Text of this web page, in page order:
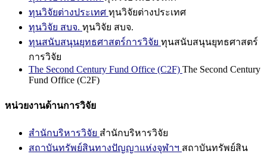
ทุนวิจัยต่างประเทศ ทุนวิจัยต่างประเทศ
ทุนวิจัย สบจ. ทุนวิจัย สบจ.
ทุนสนับสนุนยุทธศาสตร์การวิจัย ทุนสนับสนุนยุทธศาสตร์
การวิจัย
The Second Century Fund Office (C2F) The Second Century
Fund Office (C2F)
หน่วยงานด้านการวิจัย
สำนักบริหารวิจัย สำนักบริหารวิจัย
สถาบันทรัพย์สินทางปัญญาแห่งจุฬาฯ สถาบันทรัพย์สิน